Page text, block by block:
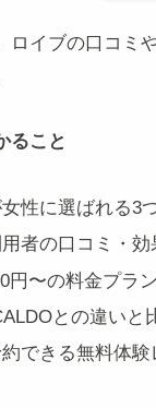
ロイブの口コミ
ること
性に選ばれる3
者の口コミ・
円〜の料金プラ
との違いと
できる無料体